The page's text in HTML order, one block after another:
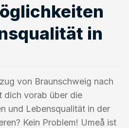
in
von Braunschweig nach
dich vorab über die
und Lebensqualität in der
Kein Problem! Umeå ist